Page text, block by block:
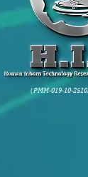
（PMM-019-10-